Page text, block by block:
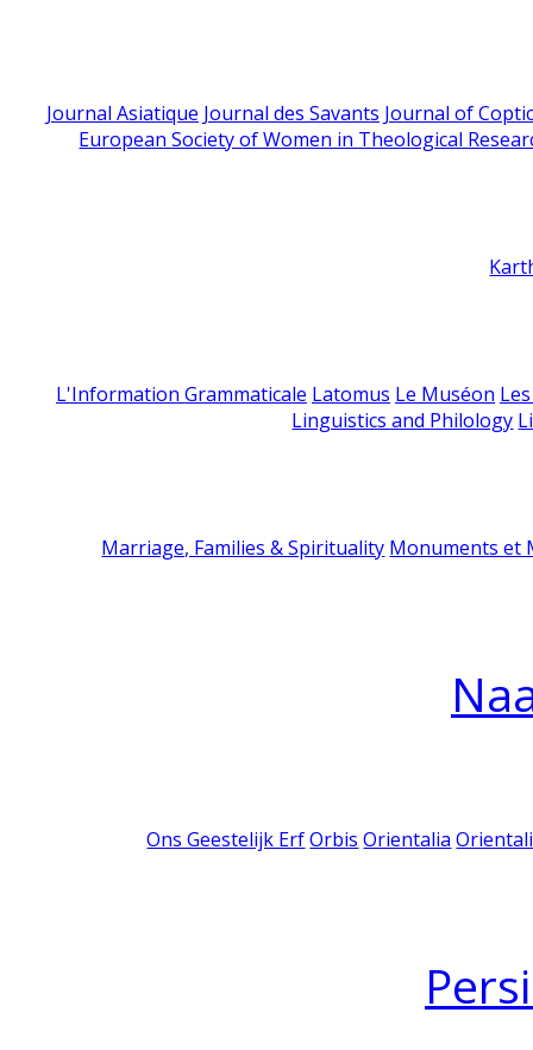
Journal Asiatique Journal des Savants Journal of
European Society of Women in Theological
L'Information Grammaticale Latomus Le Muséon
Linguistics and Philology
Marriage, Families & Spirituality Monuments et
Ons Geestelijk Erf Orbis Orientalia